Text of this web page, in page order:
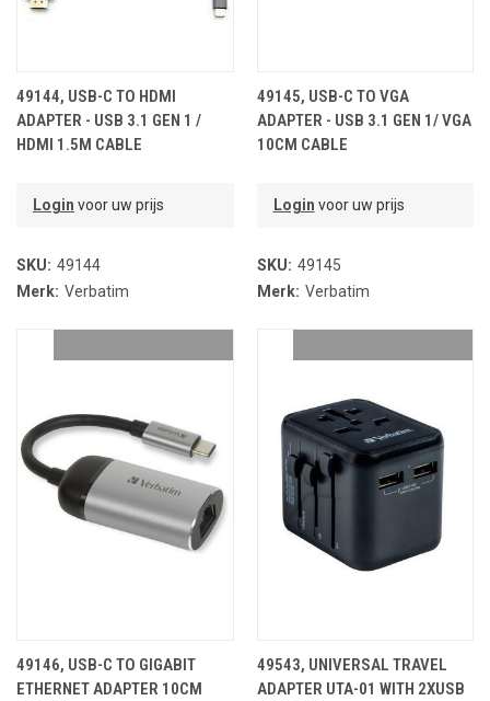
49144, USB-C TO HDMI
ADAPTER - USB 3.1 GEN 1 /
HDMI 1.5M CABLE
Login voor uw prijs
SKU: 49144
Merk: Verbatim
49145, USB-C TO VGA
ADAPTER - USB 3.1 GEN 1/ VGA
10CM CABLE
Login voor uw prijs
SKU: 49145
Merk: Verbatim
49146, USB-C TO GIGABIT
ETHERNET ADAPTER 10CM
49543, UNIVERSAL TRAVEL
ADAPTER UTA-01 WITH 2XUSB